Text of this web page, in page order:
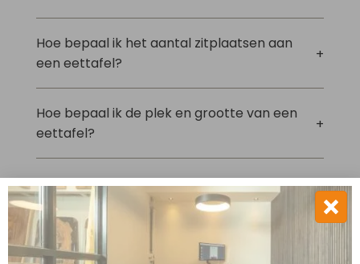
Hoe bepaal ik het aantal zitplaatsen aan
een eettafel?
Hoe bepaal ik de plek en grootte van een
eettafel?
Hoe hoog is een gemiddelde eettafel?
Welk tafelblad en onderstel kan ik
combineren?